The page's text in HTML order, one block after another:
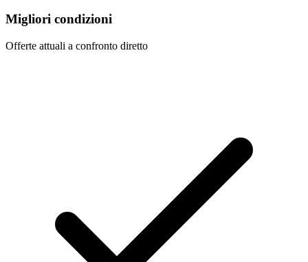
Migliori condizioni
Offerte attuali a confronto diretto